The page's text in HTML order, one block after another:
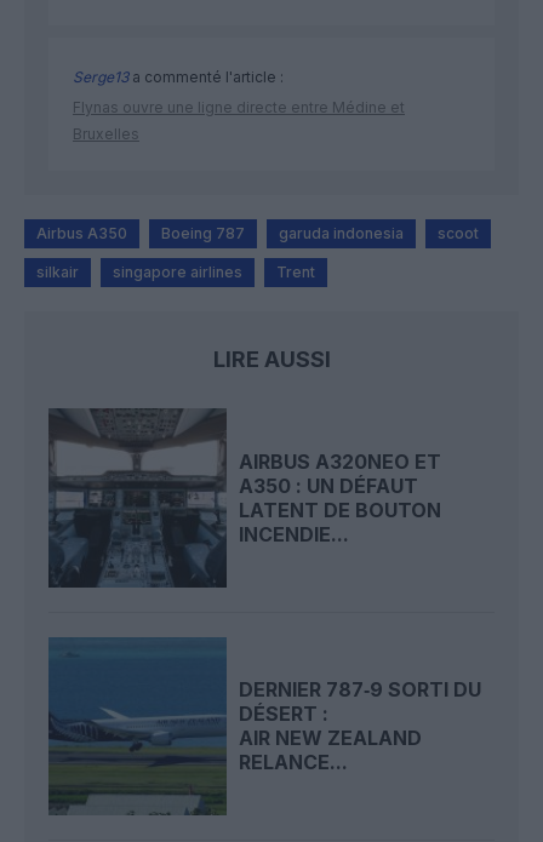
Serge13a commenté l'article :
Flynas ouvre une ligne directe entre Médine et
Bruxelles
Airbus A350 Boeing 787 garuda indonesia scoot
silkair singapore airlines Trent
LIRE AUSSI
AIRBUS A320NEO ET
A350 : UN DÉFAUT
LATENT DE BOUTON
INCENDIE...
DERNIER 787‑9 SORTI DU
DÉSERT :
AIR NEW ZEALAND
RELANCE...